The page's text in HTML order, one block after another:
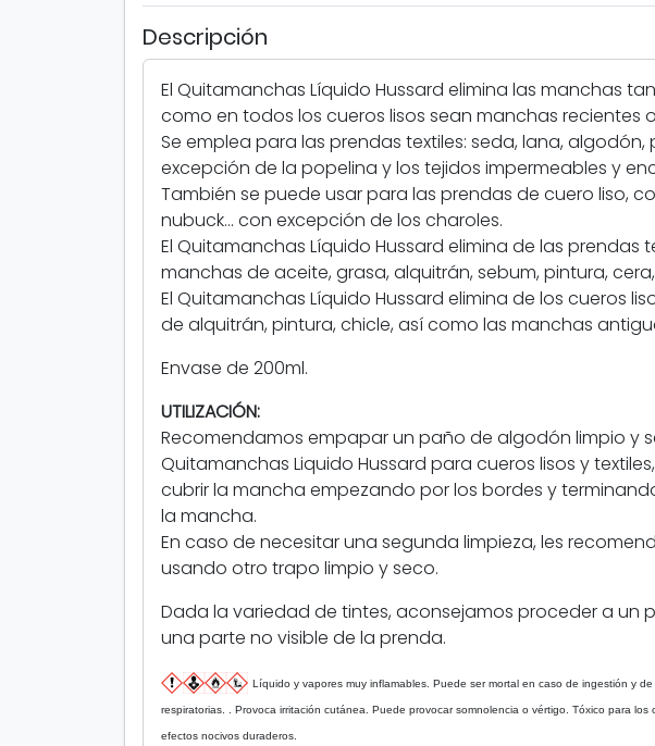
Descripción
El Quitamanchas Líquido Hussard elimina las manchas
como en todos los cueros lisos sean manchas recientes
Se emplea para las prendas textiles: seda, lana, algodón,
excepción de la popelina y los tejidos impermeables y
También se puede usar para las prendas de cuero liso,
nubuck... con excepción de los charoles.
El Quitamanchas Líquido Hussard elimina de las prendas
manchas de aceite, grasa, alquitrán, sebum, pintura, cera,
El Quitamanchas Líquido Hussard elimina de los cueros
de alquitrán, pintura, chicle, así como las manchas
Envase de 200ml.
UTILIZACIÓN:
Recomendamos empapar un paño de algodón limpio y
Quitamanchas Liquido Hussard para cueros lisos y
cubrir la mancha empezando por los bordes y
la mancha.
En caso de necesitar una segunda limpieza, les
usando otro trapo limpio y seco.
Dada la variedad de tintes, aconsejamos proceder a un
una parte no visible de la prenda.
Líquido y vapores muy inflamables. Puede ser mortal en caso de ingestión y
respiratorias. . Provoca irritación cutánea. Puede provocar somnolencia o vértigo. Tóxico para los
efectos nocivos duraderos.